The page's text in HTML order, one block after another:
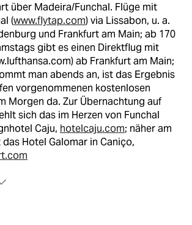
über Madeira/Funchal. Flüge mit
(www.flytap.com) via Lissabon, u. a.
und Frankfurt am Main; ab 170
gibt es einen Direktflug mit
ab Frankfurt am Main;
man abends an, ist das Ergebnis
vorgenommenen kostenlosen
Morgen da. Zur Übernachtung auf
sich das im Herzen von Funchal
Caju, hotelcaju.com; näher am
Hotel Galomar in Caniço,